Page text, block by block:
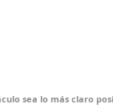
sea lo más claro